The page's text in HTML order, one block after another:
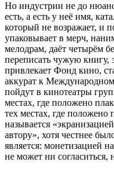
Но индустрии не до
есть, а есть у неё имя,
который не возражает, и
упаковывает в мерч,
мелодрам, даёт четырём
переписать чужую книгу,
привлекает Фонд кино,
аккурат к
пойдут в кинотеатры
местах, где положено
тех местах, где
называется
автору», хотя честнее
является: монетизацией
не может ни согласиться,